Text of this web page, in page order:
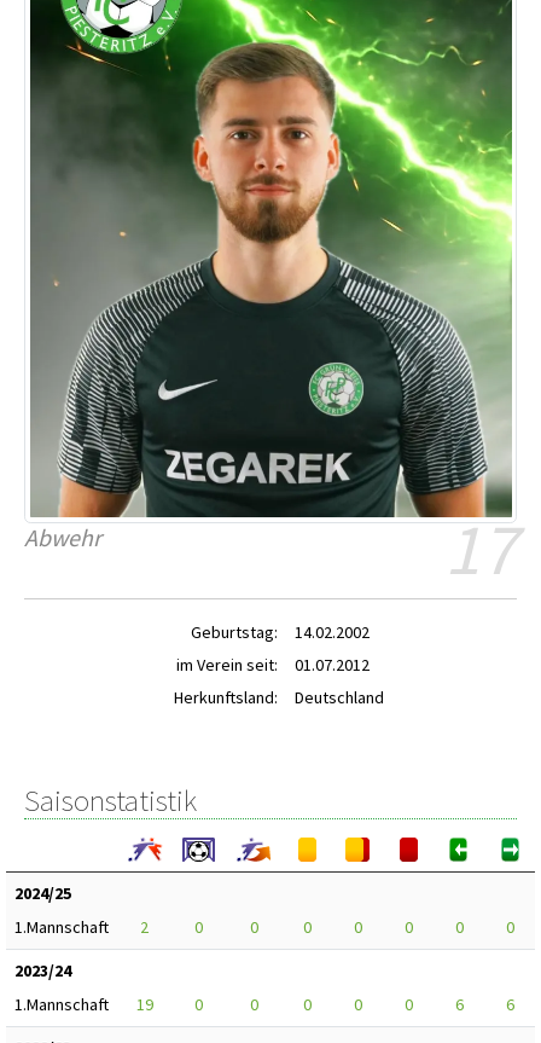
17
Abwehr
Geburtstag:
14.02.2002
im Verein seit:
01.07.2012
Herkunftsland:
Deutschland
Saisonstatistik
2024/25
1.Mannschaft
2 0 0 0 0 0 0
0
2023/24
1.Mannschaft
19 0 0 0 0 0 6
6